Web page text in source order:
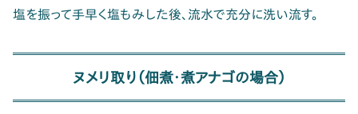
塩を振って手早く塩もみした後、流水で充分に洗い流す。
ヌメリ取り（佃煮・煮アナゴの場合）